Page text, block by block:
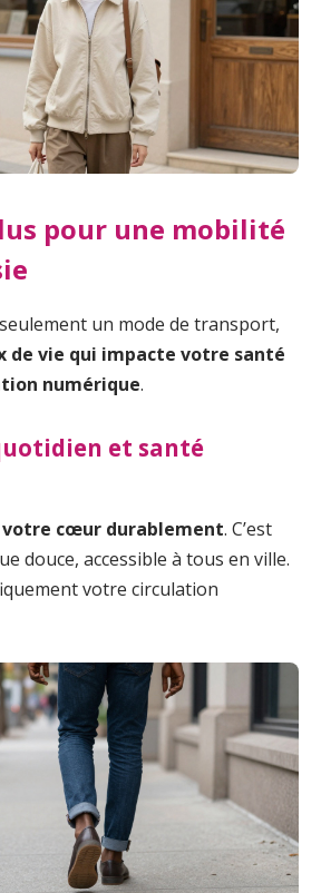
pour une mobilité
un mode de transport,
de vie qui impacte votre santé
numérique.
et santé
cœur durablement. C’est
douce, accessible à tous en ville.
votre circulation